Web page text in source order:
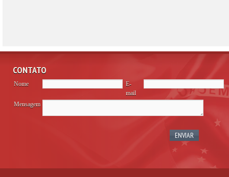
CONTATO
Nome
E-
mail
Mensagem